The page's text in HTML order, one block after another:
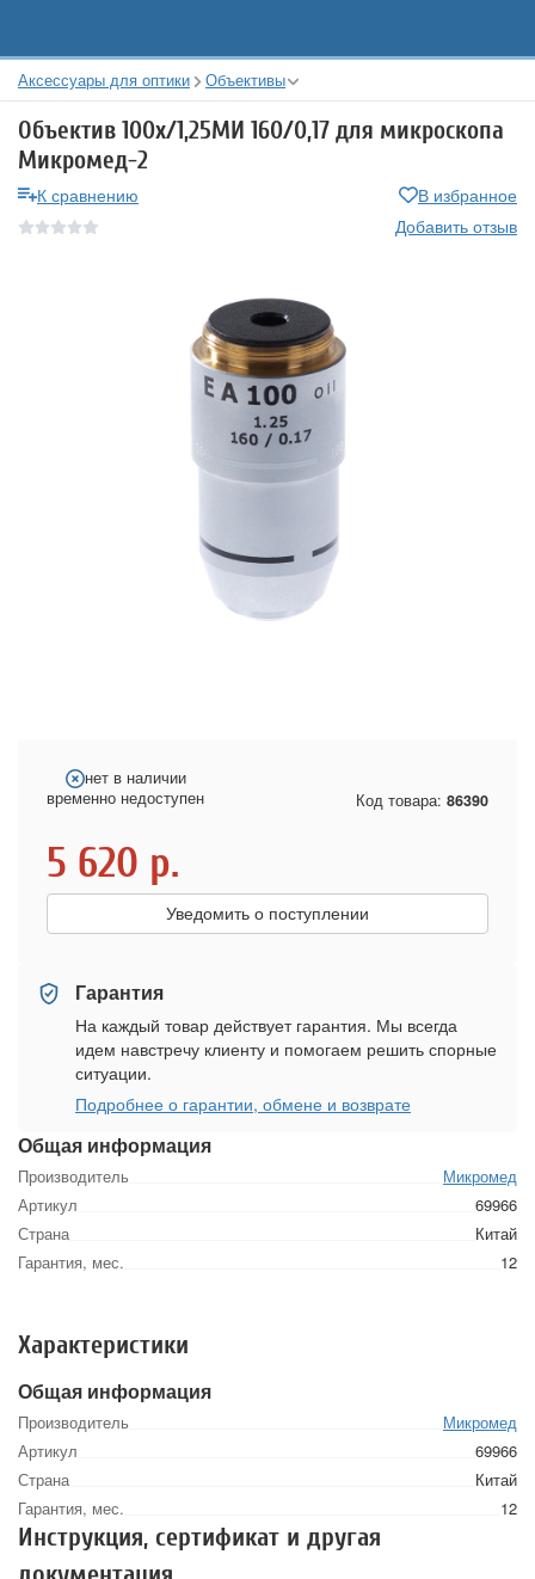
Аксессуары для оптики Объективы
Объектив 100х/1,25МИ 160/0,17 для микроскопа
Микромед-2
К сравнению
В избранное
Добавить отзыв
Общая информация
Производитель
Микромед
Артикул
69966
Страна
Китай
Гарантия, мес.
12
нет в наличии
временно недоступен
Код товара: 86390
5 620 р.
Уведомить о поступлении
Гарантия
На каждый товар действует гарантия. Мы всегда
идем навстречу клиенту и помогаем решить спорные
ситуации.
Подробнее о гарантии, обмене и возврате
Характеристики
Общая информация
Производитель
Микромед
Артикул
69966
Страна
Китай
Гарантия, мес.
12
Инструкция, сертификат и другая